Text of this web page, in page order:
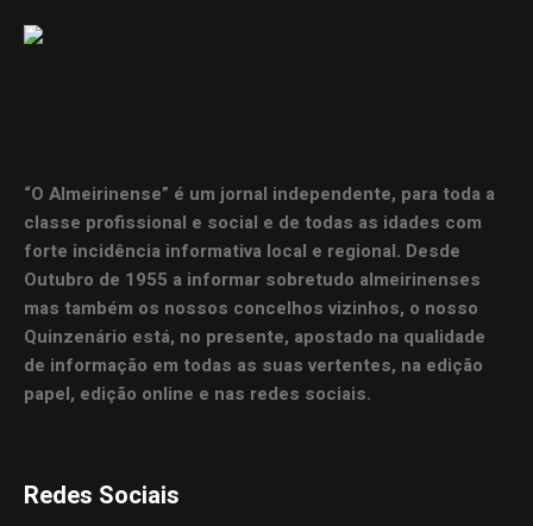
“O Almeirinense” é um jornal independente, para toda a
classe profissional e social e de todas as idades com
forte incidência informativa local e regional. Desde
Outubro de 1955 a informar sobretudo almeirinenses
mas também os nossos concelhos vizinhos, o nosso
Quinzenário está, no presente, apostado na qualidade
de informação em todas as suas vertentes, na edição
papel, edição online e nas redes sociais.
Redes Sociais